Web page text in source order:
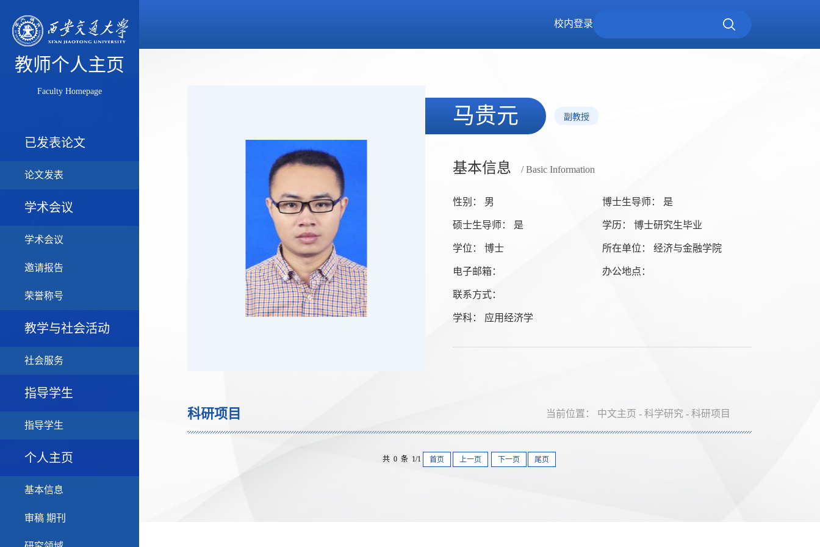
教师个人主页
Faculty Homepage
已发表论文
论文发表
学术会议
学术会议
邀请报告
荣誉称号
教学与社会活动
社会服务
指导学生
指导学生
个人主页
基本信息
审稿 期刊
校内登录
马贵元 副教授
基本信息 / Basic Information
性别： 男 博士生导师： 是
硕士生导师： 是 学历： 博士研究生毕业
学位： 博士 所在单位： 经济与金融学院
电子邮箱： 办公地点：
联系方式：
学科： 应用经济学
科研项目 当前位置： 中文主页 -科学研究 -科研项目
共 0 条 1/1 首页 上一页 下一页 尾页